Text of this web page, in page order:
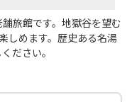
旅館です。地獄谷を望む
しめます。歴史ある名湯
ださい。